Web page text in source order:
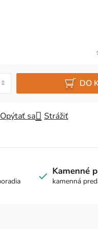
DO
Opýtať sa Strážiť
Kamenné
kamenná